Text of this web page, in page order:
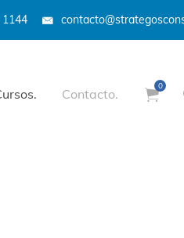
1144
Contacto.